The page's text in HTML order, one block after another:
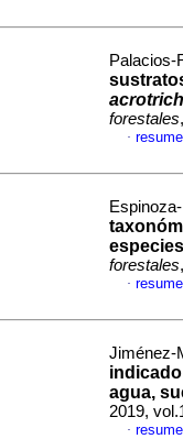
Palacios-
forestales
·
forestales
·
Jiménez-
agua,
2019,
·